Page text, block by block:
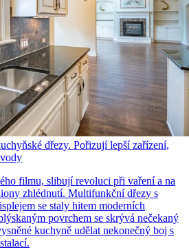
dřezy. Pořizují lepší zařízení,
filmu, slibují revoluci při vaření a na
zhlédnutí. Multifunkční dřezy s
se staly hitem moderních
povrchem se skrývá nečekaný
kuchyně udělat nekonečný boj s